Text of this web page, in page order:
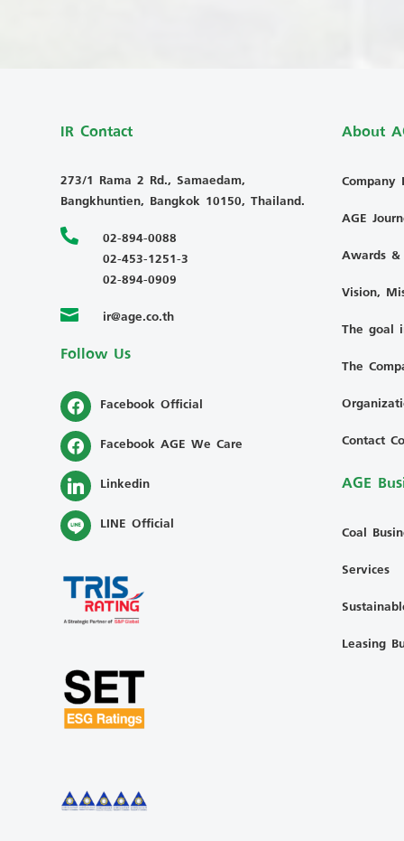
IR Contact
273/1 Rama 2 Rd., Samaedam,
Bangkhuntien, Bangkok 10150, Thailand.

02-894-0088
02-453-1251-3
02-894-0909
 ir@age.co.th
Follow Us
Facebook Official
Facebook AGE We Care
Linkedin
LINE Official
About
Company
AGE
Awards
Vision,
The goal
The
Contact
AGE
Coal
Services
Leasing